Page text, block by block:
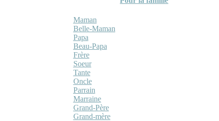
Maman
Belle-Maman
Papa
Beau-Papa
Frère
Soeur
Tante
Oncle
Parrain
Marraine
Grand-Père
Grand-mère